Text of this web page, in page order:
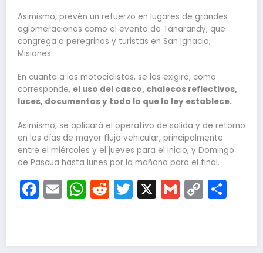
Asimismo, prevén un refuerzo en lugares de grandes
aglomeraciones como el evento de Tañarandy, que
congrega a peregrinos y turistas en San Ignacio,
Misiones.
En cuanto a los motociclistas, se les exigirá, como
corresponde, el uso del casco, chalecos reflectivos,
luces, documentos y todo lo que la ley establece.
Asimismo, se aplicará el operativo de salida y de retorno
en los días de mayor flujo vehicular, principalmente
entre el miércoles y el jueves para el inicio, y Domingo
de Pascua hasta lunes por la mañana para el final.
Facebook
EmailWhatsApp
Reddit
Twitter
X Gmail
Copy
Link